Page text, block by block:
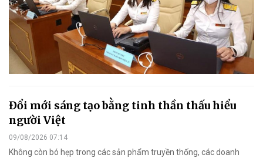
Đổi mới sáng tạo bằng tinh thần thấu hiểu
người Việt
09/08/2026 07:14
Không còn bó hẹp trong các sản phẩm truyền thống, các doanh